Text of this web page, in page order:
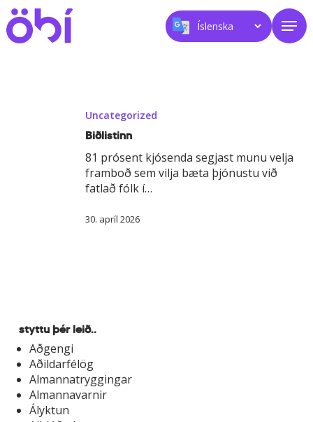
Skip
to
main
Uncategorized
Biðlistinn
81 prósent kjósenda segjast munu velja
framboð sem vilja bæta þjónustu við
fatlað fólk í…
30. apríl 2026
styttu þér leið..
Aðgengi
Aðildarfélög
Almannatryggingar
Almannavarnir
Ályktun